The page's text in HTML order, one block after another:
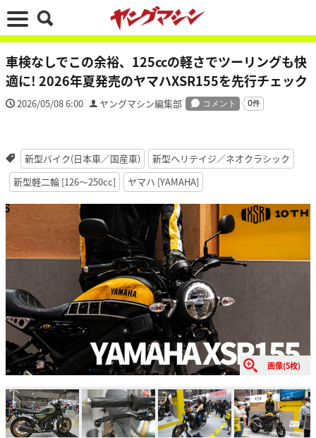
車検なしでこの余裕、125ccの軽さでツーリングも快
適に! 2026年夏発売のヤマハXSR155を先行チェック
2026/05/08 6:00 ヤングマシン編集部
新型バイク(日本車／国産車)
新型ヘリテイジ／ネオクラシック
新型軽二輪 [126〜250cc]
ヤマハ [YAMAHA]
画像(5枚)